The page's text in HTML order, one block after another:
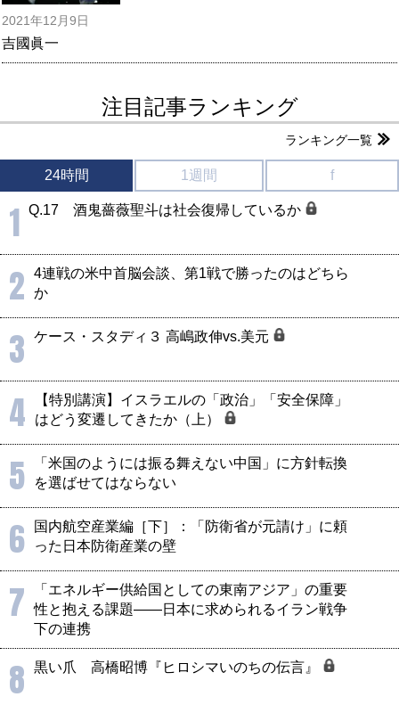
2021年12月9日
吉國眞一
注目記事ランキング
ランキング一覧
24時間 1週間 f
1 Q.17 酒鬼薔薇聖斗は社会復帰しているか
2
4連戦の米中首脳会談、第1戦で勝ったのはどちら
か
3 ケース・スタディ３ 高嶋政伸vs.美元
4
【特別講演】イスラエルの「政治」「安全保障」
はどう変遷してきたか（上）
5
「米国のようには振る舞えない中国」に方針転換
を選ばせてはならない
6
国内航空産業編［下］：「防衛省が元請け」に頼
った日本防衛産業の壁
7
「エネルギー供給国としての東南アジア」の重要
性と抱える課題――日本に求められるイラン戦争
下の連携
8 黒い爪 高橋昭博『ヒロシマいのちの伝言』